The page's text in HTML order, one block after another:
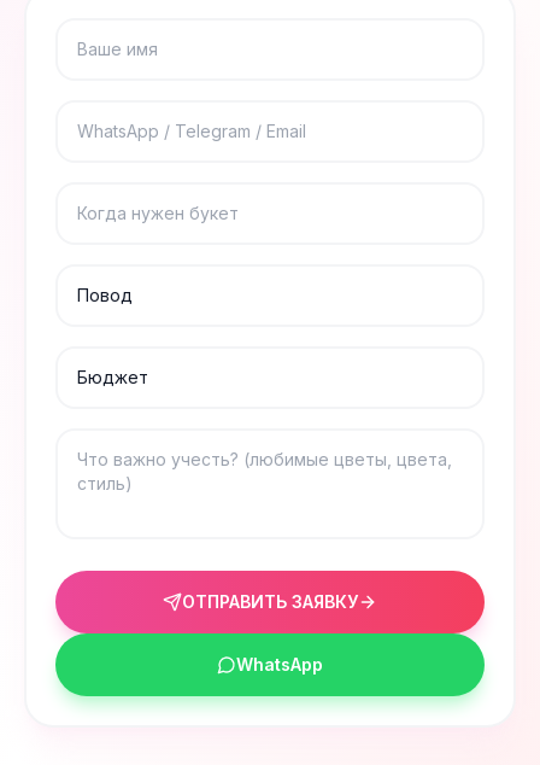
ОТПРАВИТЬ ЗАЯВКУ
WhatsApp